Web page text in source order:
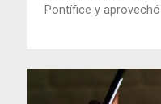
Pontífice y aprovechó